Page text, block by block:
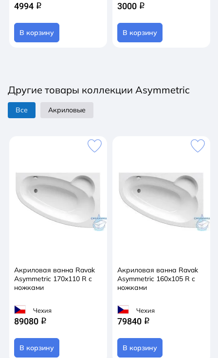
4994 q
В корзину
3000 q
В корзину
Другие товары коллекции Asymmetric
Все Акриловые
Акриловая ванна Ravak
Asymmetric 170x110 R с
ножками
Чехия
89080 q
В корзину
Акриловая ванна Ravak
Asymmetric 160x105 R с
ножками
Чехия
79840 q
В корзину